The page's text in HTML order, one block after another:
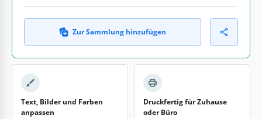
Zur Sammlung hinzufügen
Text, Bilder und Farben
anpassen
Druckfertig für Zuhause
oder Büro